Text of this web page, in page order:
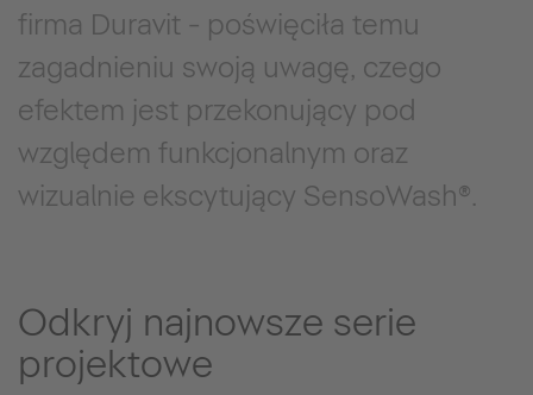
firma Duravit - poświęciła temu
zagadnieniu swoją uwagę, czego
efektem jest przekonujący pod
względem funkcjonalnym oraz
wizualnie ekscytujący SensoWash®.
Odkryj najnowsze serie
projektowe